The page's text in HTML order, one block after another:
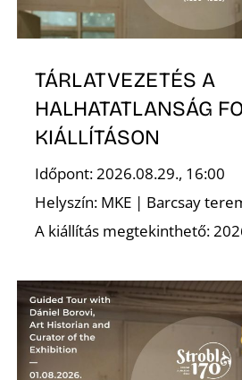
TÁRLATVEZETÉS A
HALHATATLANSÁG
KIÁLLÍTÁSON
Időpont: 2026.08.29., 16:00
Helyszín: MKE | Barcsay
A kiállítás megtekinthető: